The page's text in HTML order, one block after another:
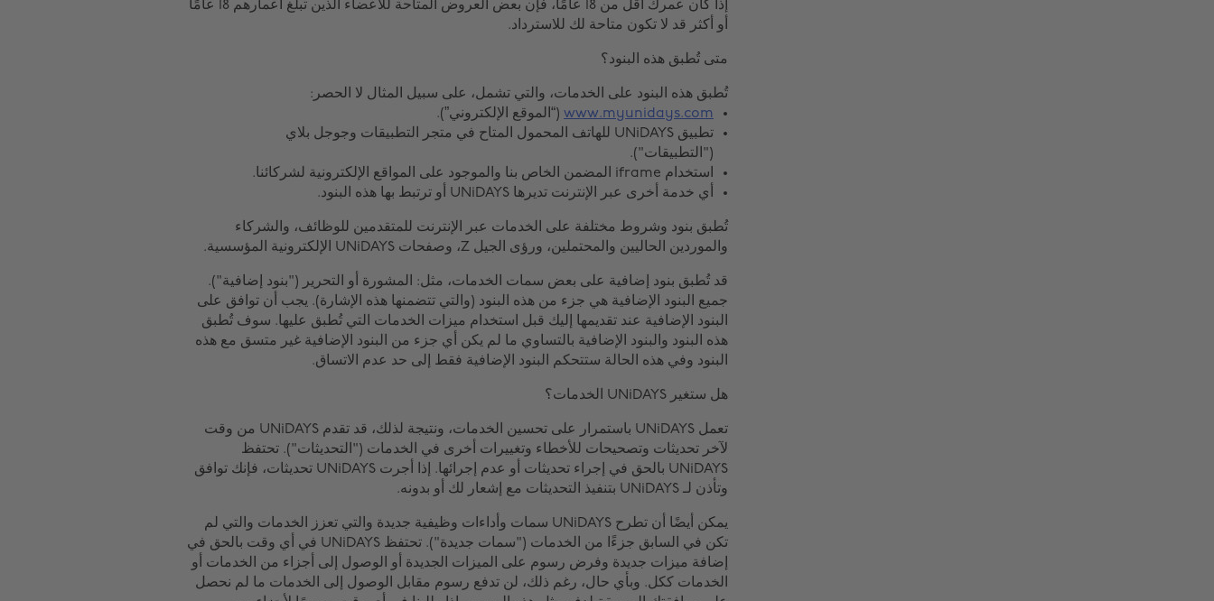
إذا كان عمرك أقل من 18 عامًا، فإن بعض العروض المتاحة للأعضاء الذين تبلغ أعمارهم 18 عامًا
أو أكثر قد لا تكون متاحة لك للاسترداد.
متى تُطبق هذه البنود؟
تُطبق هذه البنود على الخدمات، والتي تشمل، على سبيل المثال لا الحصر:
www.myunidays.com (“الموقع الإلكتروني”).
تطبيق UNiDAYS للهاتف المحمول المتاح في متجر التطبيقات وجوجل بلاي
("التطبيقات").
استخدام iframe المضمن الخاص بنا والموجود على المواقع الإلكترونية لشركائنا.
أي خدمة أخرى عبر الإنترنت تديرها UNiDAYS أو ترتبط بها هذه البنود.
تُطبق بنود وشروط مختلفة على الخدمات عبر الإنترنت للمتقدمين للوظائف، والشركاء
والموردين الحاليين والمحتملين، ورؤى الجيل Z، وصفحات UNiDAYS الإلكترونية المؤسسية.
قد تُطبق بنود إضافية على بعض سمات الخدمات، مثل: المشورة أو التحرير ("بنود إضافية").
جميع البنود الإضافية هي جزء من هذه البنود (والتي تتضمنها هذه الإشارة). يجب أن توافق على
البنود الإضافية عند تقديمها إليك قبل استخدام ميزات الخدمات التي تُطبق عليها. سوف تُطبق
هذه البنود والبنود الإضافية بالتساوي ما لم يكن أي جزء من البنود الإضافية غير متسق مع هذه
البنود وفي هذه الحالة ستتحكم البنود الإضافية فقط إلى حد عدم الاتساق.
هل ستغير UNiDAYS الخدمات؟
تعمل UNiDAYS باستمرار على تحسين الخدمات، ونتيجة لذلك، قد تقدم UNiDAYS من وقت
لآخر تحديثات وتصحيحات للأخطاء وتغييرات أخرى في الخدمات ("التحديثات"). تحتفظ
UNiDAYS بالحق في إجراء تحديثات أو عدم إجرائها. إذا أجرت UNiDAYS تحديثات، فإنك توافق
وتأذن لـ UNiDAYS بتنفيذ التحديثات مع إشعار لك أو بدونه.
يمكن أيضًا أن تطرح UNiDAYS سمات وأداءات وظيفية جديدة والتي تعزز الخدمات والتي لم
تكن في السابق جزءًا من الخدمات ("سمات جديدة"). تحتفظ UNiDAYS في أي وقت بالحق في
إضافة ميزات جديدة وفرض رسوم على الميزات الجديدة أو الوصول إلى أجزاء من الخدمات أو
الخدمات ككل. وبأي حال، رغم ذلك، لن تدفع رسوم مقابل الوصول إلى الخدمات ما لم نحصل